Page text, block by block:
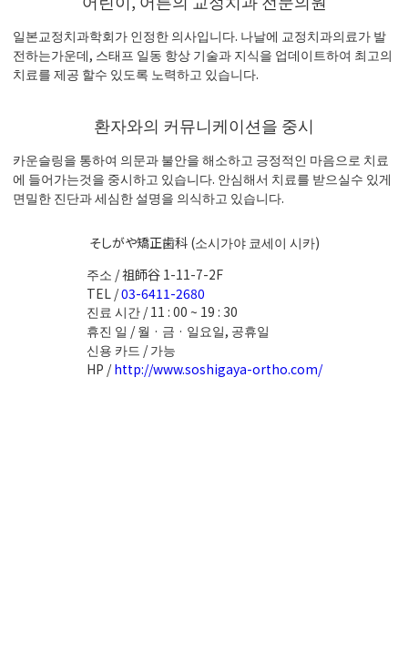
일본교정치과학회가 인정한 의사입니다. 나날에 교정치과의료가 발
전하는가운데, 스태프 일동 항상 기술과 지식을 업데이트하여 최고의
치료를 제공 할수 있도록 노력하고 있습니다.
환자와의 커뮤니케이션을 중시
카운슬링을 통하여 의문과 불안을 해소하고 긍정적인 마음으로 치료
에 들어가는것을 중시하고 있습니다. 안심해서 치료를 받으실수 있게
면밀한 진단과 세심한 설명을 의식하고 있습니다.
そしがや矯正歯科 (소시가야 쿄세이 시카)
주소 / 祖師谷 1-11-7-2F
TEL /03-6411-2680
진료 시간 / 11 : 00 ~ 19 : 30
휴진 일 / 월 · 금 · 일요일, 공휴일
신용 카드 / 가능
HP /http://www.soshigaya-ortho.com/